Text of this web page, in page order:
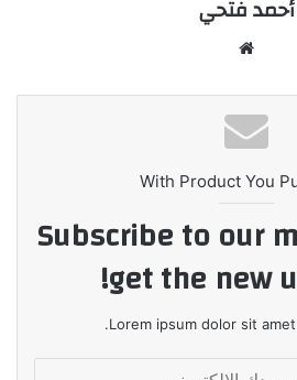
أحمد فتحي
With Product You
Subscribe to our
get the new
Lorem ipsum dolor sit